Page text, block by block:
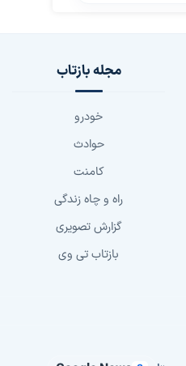
مجله بازتاب
خودرو
حوادث
کامنت
راه و چاه زندگی
گزارش تصویری
بازتاب تی وی